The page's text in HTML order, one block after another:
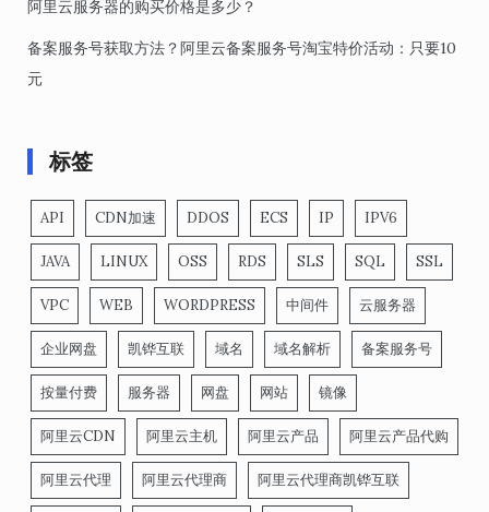
阿里云服务器的购买价格是多少？
备案服务号获取方法？阿里云备案服务号淘宝特价活动：只要10
元
标签
API CDN加速 DDOS ECS IP IPV6
JAVA LINUX OSS RDS SLS SQL SSL
VPC WEB WORDPRESS 中间件 云服务器
企业网盘 凯铧互联 域名 域名解析 备案服务号
按量付费 服务器 网盘 网站 镜像
阿里云CDN 阿里云主机 阿里云产品 阿里云产品代购
阿里云代理 阿里云代理商 阿里云代理商凯铧互联